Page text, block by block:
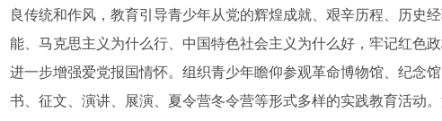
良传统和作风，教育引导青少年从党的辉煌成就、艰辛历程、历史
能、马克思主义为什么行、中国特色社会主义为什么好，牢记红色
进一步增强爱党报国情怀。组织青少年瞻仰参观革命博物馆、纪念
书、征文、演讲、展演、夏令营冬令营等形式多样的实践教育活动